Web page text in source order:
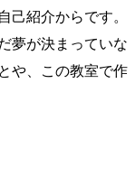
己紹介からです。
夢が決まっていな
や、この教室で作